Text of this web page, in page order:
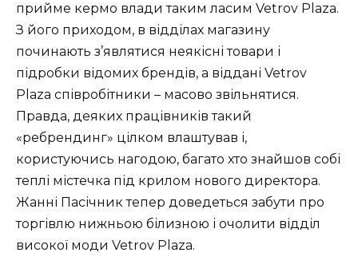
прийме кермо влади таким ласим Vetrov Plaza.
З його приходом, в відділах магазину
починають з’являтися неякісні товари і
підробки відомих брендів, а віддані Vetrov
Plaza співробітники – масово звільнятися.
Правда, деяких працівників такий
«ребрендинг» цілком влаштував і,
користуючись нагодою, багато хто знайшов собі
теплі містечка під крилом нового директора.
Жанні Пасічник тепер доведеться забути про
торгівлю нижньою білизною і очолити відділ
високої моди Vetrov Plaza.